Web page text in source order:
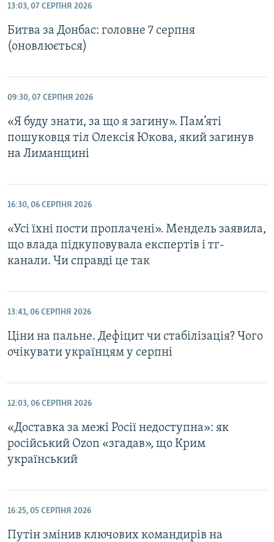
13:03, 07 СЕРПНЯ 2026
Битва за Донбас: головне 7 серпня
(оновлюється)
09:30, 07 СЕРПНЯ 2026
«Я буду знати, за що я загину». Пам’яті
пошуковця тіл Олексія Юкова, який загинув
на Лиманщині
16:30, 06 СЕРПНЯ 2026
«Усі їхні пости проплачені». Мендель заявила,
що влада підкуповувала експертів і тг-
канали. Чи справді це так
13:41, 06 СЕРПНЯ 2026
Ціни на пальне. Дефіцит чи стабілізація? Чого
очікувати українцям у серпні
12:03, 06 СЕРПНЯ 2026
«Доставка за межі Росії недоступна»: як
російський Ozon «згадав», що Крим
український
16:25, 05 СЕРПНЯ 2026
Путін змінив ключових командирів на